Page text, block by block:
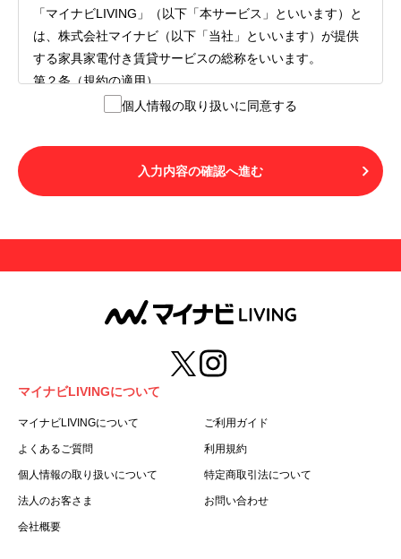
「マイナビLIVING」（以下「本サービス」といいます）と
は、株式会社マイナビ（以下「当社」といいます）が提供
する家具家電付き賃貸サービスの総称をいいます。
第２条（規約の適用）
１.本サービスを利用する者（以下「利用者」といいます）
LIVINGご契約にあたり取得する個人情報の取り扱いについ
て」の内容をすべて承諾したものとみなされます。不承諾
の意思表示は、本サービスを利用しないことをもってのみ
用することはできません。
第３条（用語の定義）
１.「本サ―ビス」とは、第１章第１条で規定する当社が運
営するマイナビLIVINGを意味します。
２.「利用者」とは、第１章第２条に規定する本サービスを
利用する個人を意味します。
３.「本サイト」とは、当社が運営する本サービスに関する
ます。
５.「会員」とは、第２章第１条に基づき会員登録が完了し
た個人を意味します。
個人情報の取り扱いに同意する
入力内容の確認へ進む
マイナビLIVINGについて
マイナビLIVINGについて ご利用ガイド
よくあるご質問 利用規約
個人情報の取り扱いについて 特定商取引法について
法人のお客さま お問い合わせ
会社概要